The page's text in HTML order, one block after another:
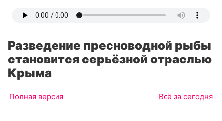
Разведение пресноводной рыбы
становится серьёзной отраслью
Крыма
Полная версия Всё за сегодня